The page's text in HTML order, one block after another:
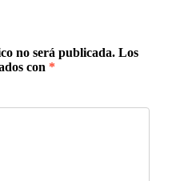
no será publicada. Los
con *